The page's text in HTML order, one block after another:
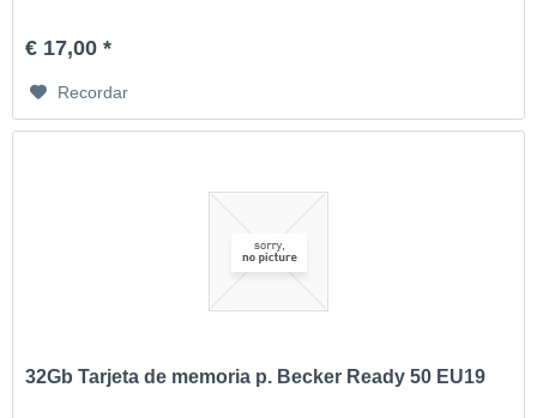
€ 17,00 *
Recordar
32Gb Tarjeta de memoria p. Becker Ready 50 EU19